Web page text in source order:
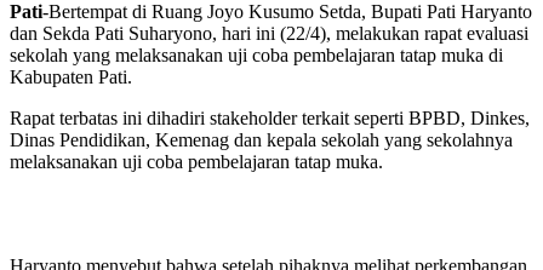
Pati-Bertempat di Ruang Joyo Kusumo Setda, Bupati Pati Haryanto
dan Sekda Pati Suharyono, hari ini (22/4), melakukan rapat evaluasi
sekolah yang melaksanakan uji coba pembelajaran tatap muka di
Kabupaten Pati.
Rapat terbatas ini dihadiri stakeholder terkait seperti BPBD, Dinkes,
Dinas Pendidikan, Kemenag dan kepala sekolah yang sekolahnya
melaksanakan uji coba pembelajaran tatap muka.